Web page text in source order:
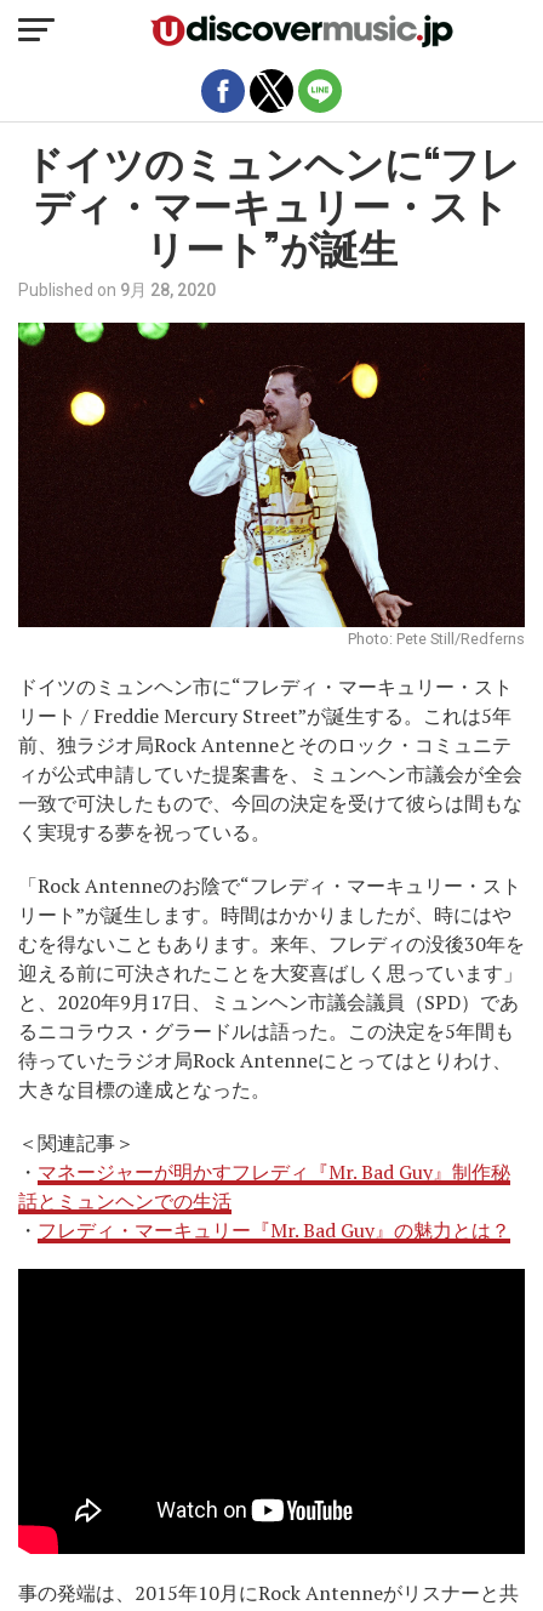
ドイツのミュンヘンに“フレ
ディ・マーキュリー・スト
リート”が誕生
Published on 9月 28, 2020
Photo: Pete Still/Redferns
ドイツのミュンヘン市に“フレディ・マーキュリー・スト
リート / Freddie Mercury Street”が誕生する。これは5年
前、独ラジオ局Rock Antenneとそのロック・コミュニテ
ィが公式申請していた提案書を、ミュンヘン市議会が全会
一致で可決したもので、今回の決定を受けて彼らは間もな
く実現する夢を祝っている。
「Rock Antenneのお陰で“フレディ・マーキュリー・スト
リート”が誕生します。時間はかかりましたが、時にはや
むを得ないこともあります。来年、フレディの没後30年を
迎える前に可決されたことを大変喜ばしく思っています」
と、2020年9月17日、ミュンヘン市議会議員（SPD）であ
るニコラウス・グラードルは語った。この決定を5年間も
待っていたラジオ局Rock Antenneにとってはとりわけ、
大きな目標の達成となった。
＜関連記事＞
・ マネージャーが明かすフレディ『Mr. Bad Guy』制作秘
話とミュンヘンでの生活
・ フレディ・マーキュリー『Mr. Bad Guy』の魅力とは？
事の発端は、2015年10月にRock Antenneがリスナーと共
モバイルバージョンを終了